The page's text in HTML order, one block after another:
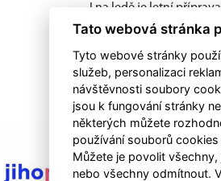
I na ledě je letní
důležitá.
Tato webová stránka
Tyto webové stránky
služeb, personalizaci
návštěvnosti soubory
jsou k fungování stránky
některých můžete
používání souborů
Můžete je povolit
nebo všechny odmítnout.